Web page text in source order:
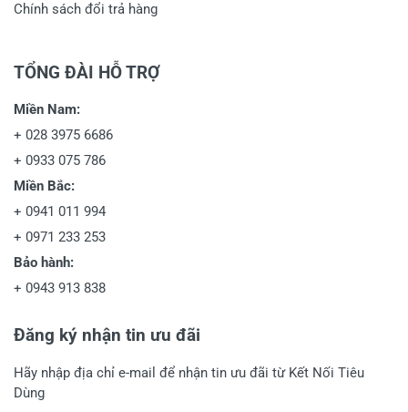
Chính sách đổi trả hàng
TỔNG ĐÀI HỖ TRỢ
Miền Nam:
+ 028 3975 6686
+ 0933 075 786
Miền Bắc:
+ 0941 011 994
+ 0971 233 253
Bảo hành:
+ 0943 913 838
Đăng ký nhận tin ưu đãi
Hãy nhập địa chỉ e-mail để nhận tin ưu đãi từ Kết Nối Tiêu
Dùng